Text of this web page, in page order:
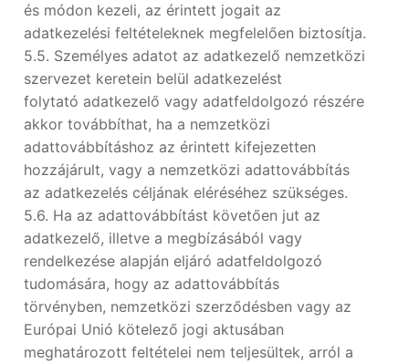
és módon kezeli, az érintett jogait az
adatkezelési feltételeknek megfelelően biztosítja.
5.5. Személyes adatot az adatkezelő nemzetközi
szervezet keretein belül adatkezelést
folytató adatkezelő vagy adatfeldolgozó részére
akkor továbbíthat, ha a nemzetközi
adattovábbításhoz az érintett kifejezetten
hozzájárult, vagy a nemzetközi adattovábbítás
az adatkezelés céljának eléréséhez szükséges.
5.6. Ha az adattovábbítást követően jut az
adatkezelő, illetve a megbízásából vagy
rendelkezése alapján eljáró adatfeldolgozó
tudomására, hogy az adattovábbítás
törvényben, nemzetközi szerződésben vagy az
Európai Unió kötelező jogi aktusában
meghatározott feltételei nem teljesültek, arról a